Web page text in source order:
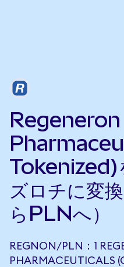
Regeneron
Tokenized)
ズロチに変
らPLNへ）
REGNON/PLN：1
PHARMACEUTICALS